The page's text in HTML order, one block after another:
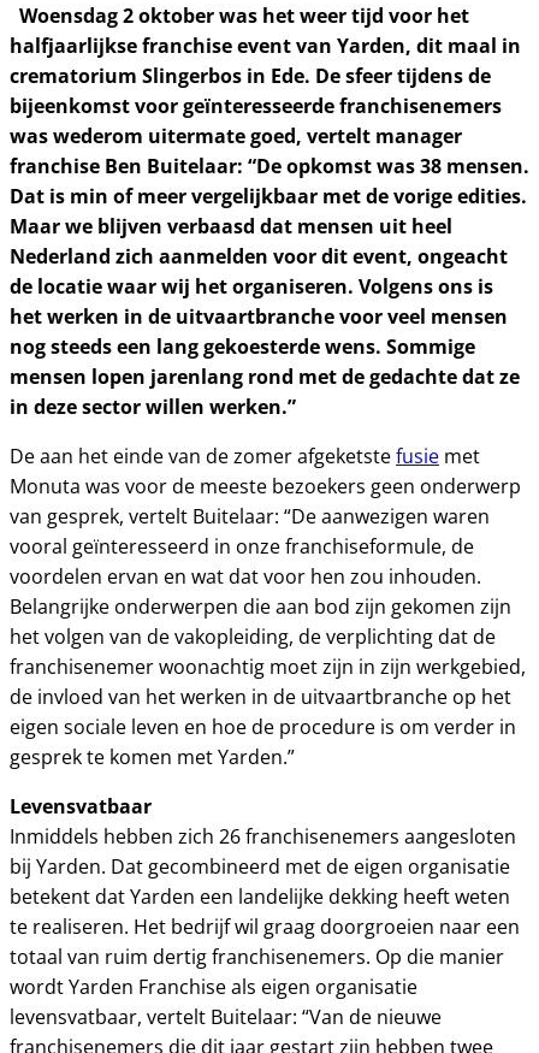
Woensdag 2 oktober was het weer tijd voor het
halfjaarlijkse franchise event van Yarden, dit maal in
crematorium Slingerbos in Ede. De sfeer tijdens de
bijeenkomst voor geïnteresseerde franchisenemers
was wederom uitermate goed, vertelt manager
franchise Ben Buitelaar: “De opkomst was 38 mensen.
Dat is min of meer vergelijkbaar met de vorige edities.
Maar we blijven verbaasd dat mensen uit heel
Nederland zich aanmelden voor dit event, ongeacht
de locatie waar wij het organiseren. Volgens ons is
het werken in de uitvaartbranche voor veel mensen
nog steeds een lang gekoesterde wens. Sommige
mensen lopen jarenlang rond met de gedachte dat ze
in deze sector willen werken.”
De aan het einde van de zomer afgeketstefusie met
Monuta was voor de meeste bezoekers geen onderwerp
van gesprek, vertelt Buitelaar: “De aanwezigen waren
vooral geïnteresseerd in onze franchiseformule, de
voordelen ervan en wat dat voor hen zou inhouden.
Belangrijke onderwerpen die aan bod zijn gekomen zijn
het volgen van de vakopleiding, de verplichting dat de
franchisenemer woonachtig moet zijn in zijn werkgebied,
de invloed van het werken in de uitvaartbranche op het
eigen sociale leven en hoe de procedure is om verder in
gesprek te komen met Yarden.”
Levensvatbaar
Inmiddels hebben zich 26 franchisenemers aangesloten
bij Yarden. Dat gecombineerd met de eigen organisatie
betekent dat Yarden een landelijke dekking heeft weten
te realiseren. Het bedrijf wil graag doorgroeien naar een
totaal van ruim dertig franchisenemers. Op die manier
wordt Yarden Franchise als eigen organisatie
levensvatbaar, vertelt Buitelaar: “Van de nieuwe
franchisenemers die dit jaar gestart zijn hebben twee